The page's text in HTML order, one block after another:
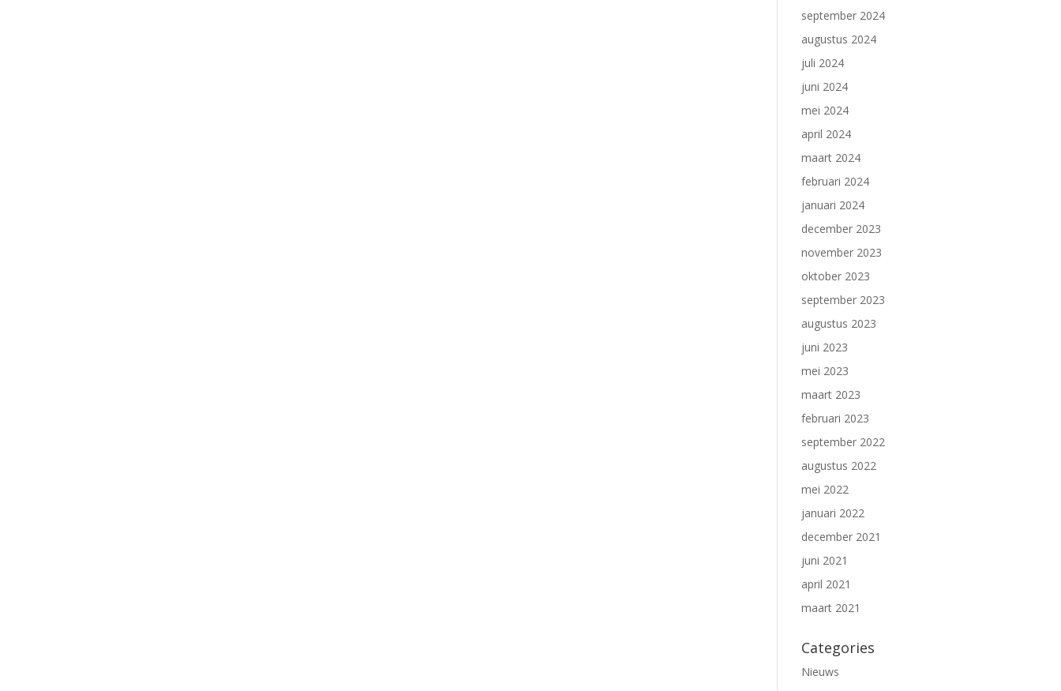
september 2024
augustus 2024
juli 2024
juni 2024
mei 2024
april 2024
maart 2024
februari 2024
januari 2024
december 2023
november 2023
oktober 2023
september 2023
augustus 2023
juni 2023
mei 2023
maart 2023
februari 2023
september 2022
augustus 2022
mei 2022
januari 2022
december 2021
juni 2021
april 2021
maart 2021
Categories
Nieuws